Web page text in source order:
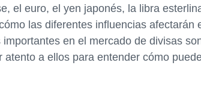
el euro, el yen japonés, la libra
las diferentes influencias afectarán
en el mercado de divisas
a ellos para entender cómo